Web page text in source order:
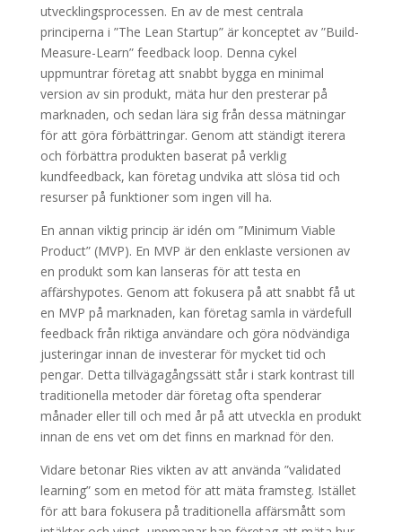
utvecklingsprocessen. En av de mest centrala
principerna i ”The Lean Startup” är konceptet av ”Build-
Measure-Learn” feedback loop. Denna cykel
uppmuntrar företag att snabbt bygga en minimal
version av sin produkt, mäta hur den presterar på
marknaden, och sedan lära sig från dessa mätningar
för att göra förbättringar. Genom att ständigt iterera
och förbättra produkten baserat på verklig
kundfeedback, kan företag undvika att slösa tid och
resurser på funktioner som ingen vill ha.
En annan viktig princip är idén om ”Minimum Viable
Product” (MVP). En MVP är den enklaste versionen av
en produkt som kan lanseras för att testa en
affärshypotes. Genom att fokusera på att snabbt få ut
en MVP på marknaden, kan företag samla in värdefull
feedback från riktiga användare och göra nödvändiga
justeringar innan de investerar för mycket tid och
pengar. Detta tillvägagångssätt står i stark kontrast till
traditionella metoder där företag ofta spenderar
månader eller till och med år på att utveckla en produkt
innan de ens vet om det finns en marknad för den.
Vidare betonar Ries vikten av att använda ”validated
learning” som en metod för att mäta framsteg. Istället
för att bara fokusera på traditionella affärsmått som